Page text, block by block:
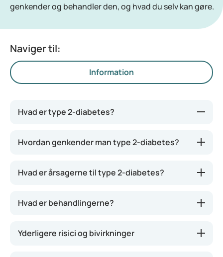
genkender og behandler den, og hvad du selv kan gøre.
Naviger til:
Information
Hvad er type 2-diabetes?
diabetes. Her producerer kroppen stadig insulin,
eller der produceres for lidt insulin. Det resulterer i,
meget sukker i blodet. Sker det over længere tid,
kan det føre til alvorlige helbredsproblemer. Denne
kan skyldes en usund livsstil, men det kan også
Hvordan genkender man type 2-diabetes?
Hvad er årsagerne til type 2-diabetes?
Hvad er behandlingerne?
Yderligere risici og bivirkninger